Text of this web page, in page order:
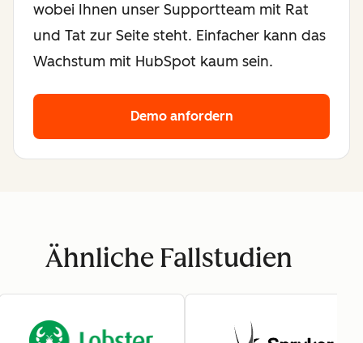
wobei Ihnen unser Supportteam mit Rat
und Tat zur Seite steht. Einfacher kann das
Wachstum mit HubSpot kaum sein.
Demo anfordern
Ähnliche Fallstudien